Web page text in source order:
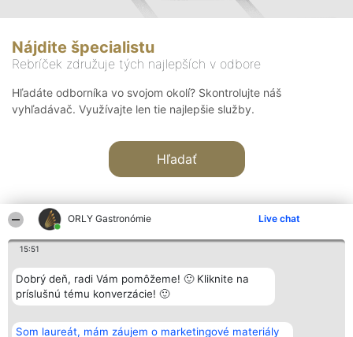
ORLY Gastronómie Live chat
15:51
Dobrý deň, radi Vám pomôžeme! 🙂 Kliknite na
príslušnú tému konverzácie! 🙂
Som laureát, mám záujem o marketingové materiály
Nájdite špecialistu
Rebríček združuje tých najlepších v odbore
Hľadáte odborníka vo svojom okolí? Skontrolujte náš
vyhľadávač. Využívajte len tie najlepšie služby.
Hľadať
Organizátor hodnotenia
Bright Side Solutions sp. z o.
o. sp. k.
Wrocław 50-079
KRS 0000749100 | Regon
Hodnotenie
Laureáti
Lista
Laureatów
Podmienky
Kontakt
Kontakt